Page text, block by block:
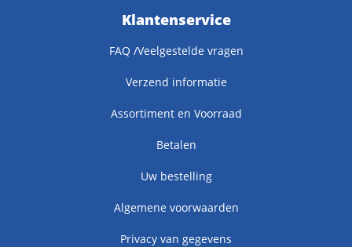
Klantenservice
FAQ /Veelgestelde vragen
Verzend informatie
Assortiment en Voorraad
Betalen
Uw bestelling
Algemene voorwaarden
Privacy van gegevens